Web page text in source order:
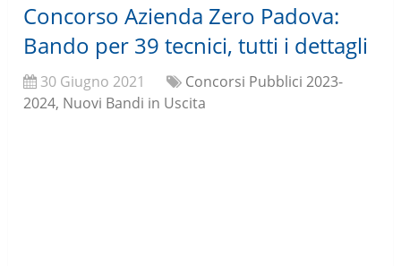
Concorso Azienda Zero Padova:
Bando per 39 tecnici, tutti i dettagli
30 Giugno 2021
Concorsi Pubblici 2023-
2024, Nuovi Bandi in Uscita